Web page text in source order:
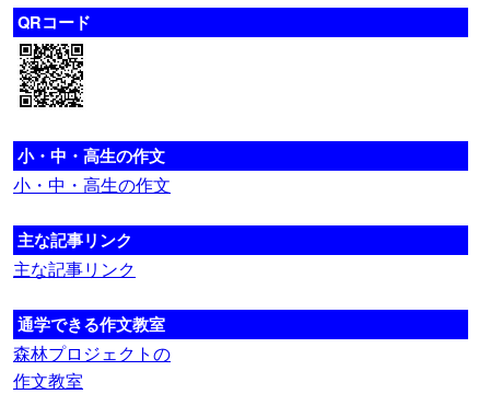
QRコード
小・中・高生の作文
小・中・高生の作文
主な記事リンク
主な記事リンク
通学できる作文教室
森林プロジェクトの
作文教室